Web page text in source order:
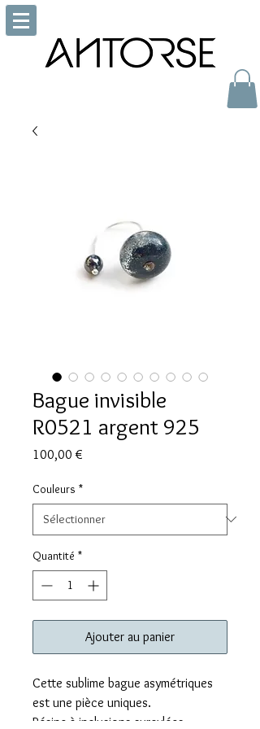
Bague invisible
R0521 argent 925
100,00 €
Couleurs *
Quantité *
Ajouter au panier
Cette sublime bague asymétriques
est une pièce uniques.
Résine à inclusions surcylées,